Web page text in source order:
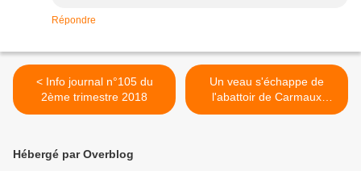
Répondre
< Info journal n°105 du
2ème trimestre 2018
Un veau s'échappe de
l'abattoir de Carmaux
(Tarn), la Fondation Brigitte
Hébergé par Overblog